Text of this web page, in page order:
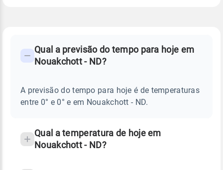
PREVISÃO
TEMPO
NOUAKCHOTT
Perguntas
sobre
chuva
temperatura
Qual a previsão do tempo para hoje em
Nouakchott - ND?
A previsão do tempo para hoje é de temperaturas
entre 0° e 0° e em Nouakchott - ND.
Qual a temperatura de hoje em
Nouakchott - ND?